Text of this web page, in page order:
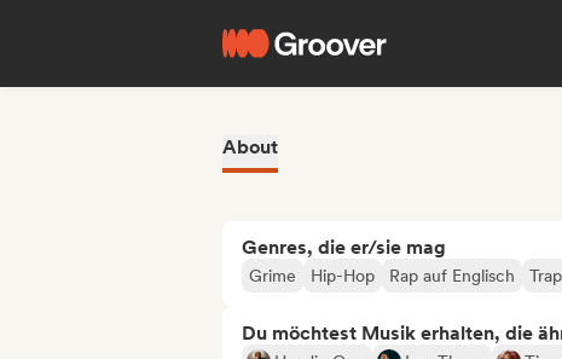
About
Genres, die er/sie mag
Grime Hip-Hop Rap auf Englisch Trap
Du möchtest Musik erhalten, die